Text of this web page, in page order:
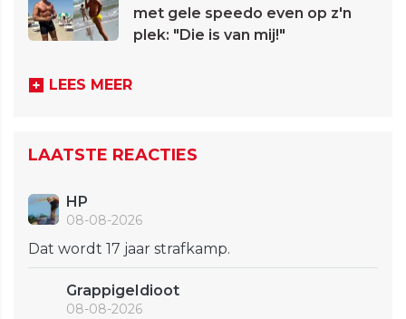
met gele speedo even op z'n
plek: "Die is van mij!"
LEES MEER
LAATSTE REACTIES
HP
08-08-2026
Dat wordt 17 jaar strafkamp.
GrappigeIdioot
08-08-2026